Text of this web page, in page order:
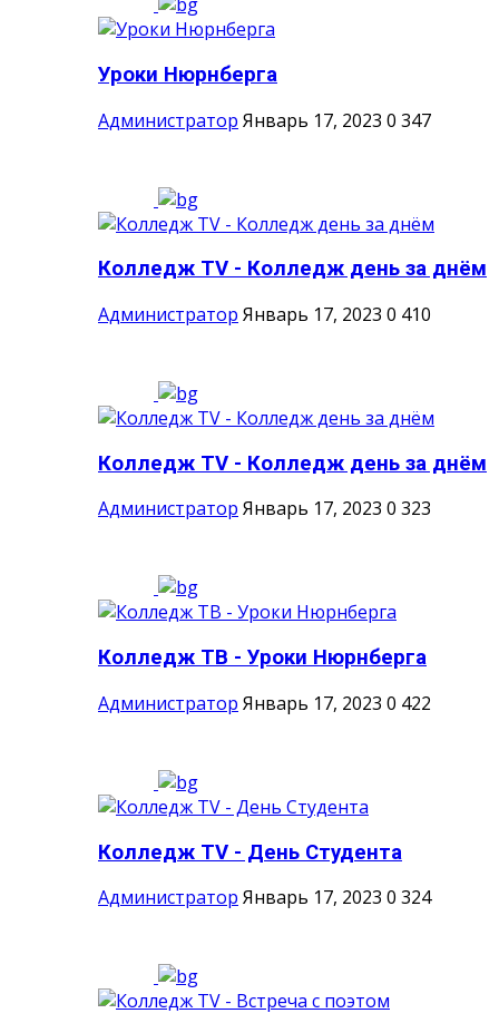
Уроки Нюрнберга
Администратор Январь 17, 2023 0 347
Колледж ТV - Колледж день за днём
Администратор Январь 17, 2023 0 410
Колледж ТV - Колледж день за днём
Администратор Январь 17, 2023 0 323
Колледж ТВ - Уроки Нюрнберга
Администратор Январь 17, 2023 0 422
Колледж TV - День Студента
Администратор Январь 17, 2023 0 324